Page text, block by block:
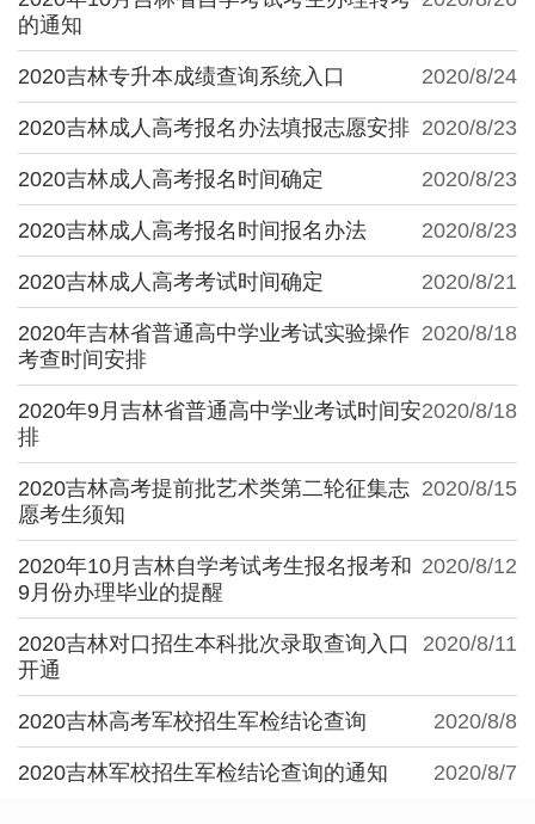
的通知
2020/8/24
2020吉林专升本成绩查询系统入口
2020/8/23
2020吉林成人高考报名办法填报志愿安排
2020/8/23
2020吉林成人高考报名时间确定
2020/8/23
2020吉林成人高考报名时间报名办法
2020/8/21
2020吉林成人高考考试时间确定
2020/8/18
2020年吉林省普通高中学业考试实验操作
考查时间安排
2020/8/18
2020年9月吉林省普通高中学业考试时间安
排
2020/8/15
2020吉林高考提前批艺术类第二轮征集志
愿考生须知
2020/8/12
2020年10月吉林自学考试考生报名报考和
9月份办理毕业的提醒
2020/8/11
2020吉林对口招生本科批次录取查询入口
开通
2020/8/8
2020吉林高考军校招生军检结论查询
2020/8/7
2020吉林军校招生军检结论查询的通知